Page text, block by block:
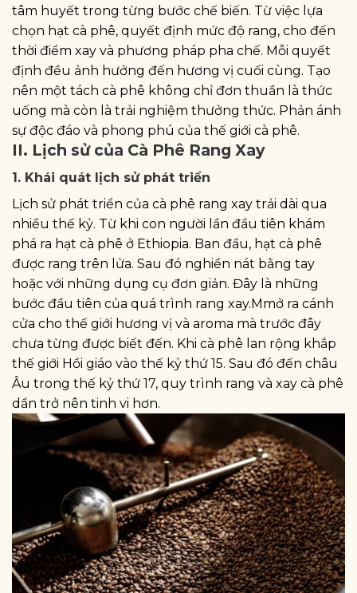
tâm huyết trong từng bước chế biến. Từ việc lựa
chọn hạt cà phê, quyết định mức độ rang, cho đến
thời điểm xay và phương pháp pha chế. Mỗi quyết
định đều ảnh hưởng đến hương vị cuối cùng. Tạo
nên một tách cà phê không chỉ đơn thuần là thức
uống mà còn là trải nghiệm thưởng thức. Phản ánh
sự độc đáo và phong phú của thế giới cà phê.
II. Lịch sử của Cà Phê Rang Xay
1. Khái quát lịch sử phát triển
Lịch sử phát triển của cà phê rang xay trải dài qua
nhiều thế kỷ. Từ khi con người lần đầu tiên khám
phá ra hạt cà phê ở Ethiopia. Ban đầu, hạt cà phê
được rang trên lửa. Sau đó nghiền nát bằng tay
hoặc với những dụng cụ đơn giản. Đây là những
bước đầu tiên của quá trình rang xay.Mmở ra cánh
cửa cho thế giới hương vị và aroma mà trước đây
chưa từng được biết đến. Khi cà phê lan rộng khắp
thế giới Hồi giáo vào thế kỷ thứ 15. Sau đó đến châu
Âu trong thế kỷ thứ 17, quy trình rang và xay cà phê
dần trở nên tinh vi hơn.